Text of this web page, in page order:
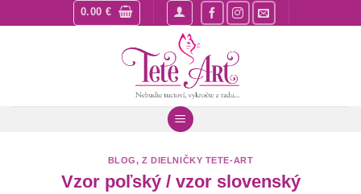
to
0.00 €
BLOG,Z DIELNIČKY TETE-ART
Vzor poľský / vzor slovenský